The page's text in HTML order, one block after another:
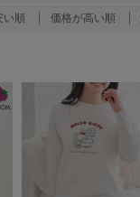
い順 価格が高い順